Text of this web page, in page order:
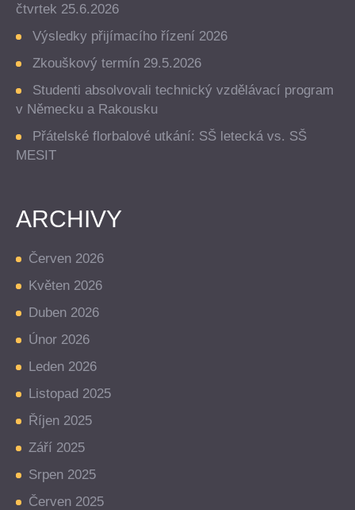
čtvrtek 25.6.2026
Výsledky přijímacího řízení 2026
Zkouškový termín 29.5.2026
Studenti absolvovali technický vzdělávací program
v Německu a Rakousku
Přátelské florbalové utkání: SŠ letecká vs. SŠ
MESIT
ARCHIVY
Červen 2026
Květen 2026
Duben 2026
Únor 2026
Leden 2026
Listopad 2025
Říjen 2025
Září 2025
Srpen 2025
Červen 2025